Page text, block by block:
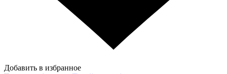
Добавить в избранное